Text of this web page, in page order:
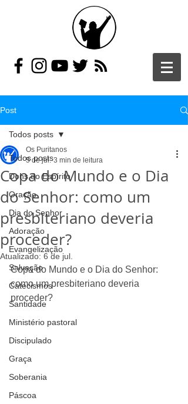
Post
Todos posts
Dons do Espírito
Oração
Dia do Senhor
Adoração
Evangelização
Salvação
Catecismos
Santidade
Ministério pastoral
Discipulado
Graça
Soberania
Páscoa
Todos posts
Copa do Mundo e o Dia
do Senhor: como um
presbiteriano deveria
proceder?
Os Puritanos
5 de jul. 3 min de leitura
Atualizado: 6 de jul.
Copa do Mundo e o Dia do Senhor:
como um presbiteriano deveria
proceder?